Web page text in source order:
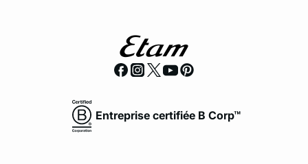
Entreprise certifiée B Corp™